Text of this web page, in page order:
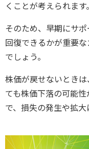
くことが考えられます。
そのため、早期にサ
回復できるかが重要
でしょう。
株価が戻せないとき
ても株価下落の可能
で、損失の発生や拡大